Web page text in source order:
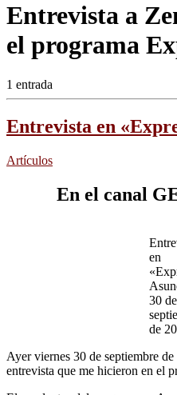
Entrevista a
el programa
1 entrada
Entrevista en
Artículos
En el canal
en
30 de
de
Ayer viernes 30 de septiembre
entrevista que me hicieron en el